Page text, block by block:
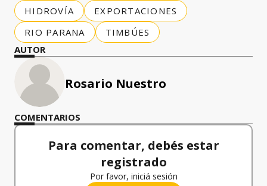
HIDROVÍA
EXPORTACIONES
RIO PARANA
TIMBÚES
AUTOR
Rosario Nuestro
COMENTARIOS
Para comentar, debés estar
registrado
Por favor, iniciá sesión